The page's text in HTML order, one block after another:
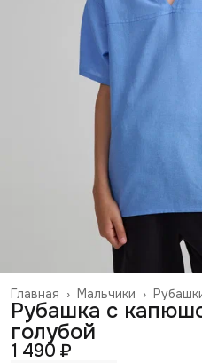
Мальчики ›
Главная ›
Рубашка с
голубой
1 490 ₽